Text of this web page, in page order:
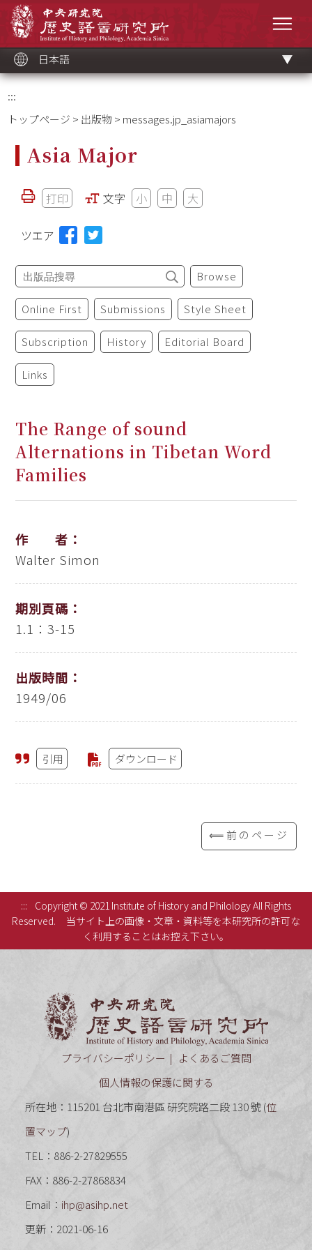
ッ
ク
日本語
:::
トップページ > 出版物 > messages.jp_asiamajors
Asia Major
打印 文字 小 中 大
ツエア
Browse
Online First Submissions Style Sheet
Subscription History Editorial Board
Links
The Range of sound
Alternations in Tibetan Word
Families
作 者：
Walter Simon
期別頁碼：
1.1：3-15
出版時間：
1949/06
引用 ダウンロード
⟸前のページ
:::
Copyright © 2021 Institute of History and Philology All Rights
Reserved.
当サイト上の画像・文章・資料等を本研究所の許可な
く利用することはお控え下さい。
プライバシーポリシー
よくあるご質問
個人情報の保護に関する
所在地：115201 台北市南港區 研究院路二段 130 號 (位
置マップ)
TEL：886-2-27829555
FAX：886-2-27868834
Email： ihp@asihp.net
更新：2021-06-16